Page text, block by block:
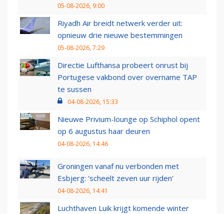
05-08-2026, 9:00
Riyadh Air breidt netwerk verder uit:
opnieuw drie nieuwe bestemmingen
05-08-2026, 7:29
Directie Lufthansa probeert onrust bij
Portugese vakbond over overname TAP
te sussen
04-08-2026, 15:33
Nieuwe Privium-lounge op Schiphol opent
op 6 augustus haar deuren
04-08-2026, 14:46
Groningen vanaf nu verbonden met
Esbjerg: 'scheelt zeven uur rijden'
04-08-2026, 14:41
Luchthaven Luik krijgt komende winter